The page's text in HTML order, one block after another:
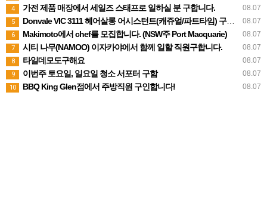
08.07
4 가전 제품 매장에서 세일즈 스태프로 일하실 분 구합니다.
08.07
5 Donvale VIC 3111 헤어살롱 어시스턴트(캐쥬얼/파트타임) 구합니다
08.07
6 Makimoto에서 chef를 모집합니다. (NSW주 Port Macquarie)
08.07
7 시티 나무(NAMOO) 이자카야에서 함께 일할 직원구합니다.
08.07
8 타일데모도구해요
08.07
9 이번주 토요일, 일요일 청소 서포터 구함
08.07
10 BBQ King Glen점에서 주방직원 구인합니다!